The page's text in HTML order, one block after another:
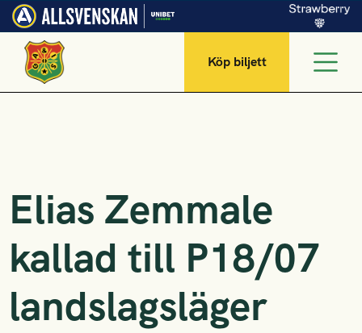
Köp biljett
Elias Zemmale
kallad till P18/07
landslagsläger